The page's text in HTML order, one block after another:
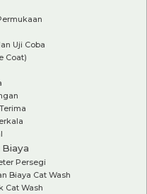
Uji Coba
Coat)
Persegi
Biaya Cat Wash
Cat Wash